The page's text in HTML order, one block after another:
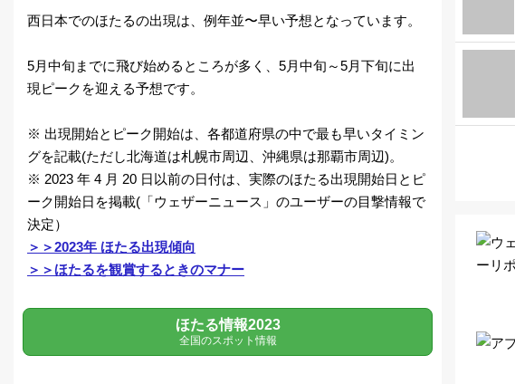
西日本でのほたるの出現は、例年並〜早い予想となっています。
5月中旬までに飛び始めるところが多く、5月中旬～5月下旬に出
現ピークを迎える予想です。
※ 出現開始とピーク開始は、各都道府県の中で最も早いタイミン
グを記載(ただし北海道は札幌市周辺、沖縄県は那覇市周辺)。
※ 2023 年 4 月 20 日以前の日付は、実際のほたる出現開始日とピ
ーク開始日を掲載(「ウェザーニュース」のユーザーの目撃情報で
決定）
＞＞2023年 ほたる出現傾向
＞＞ほたるを観賞するときのマナー
ほたる情報2023
全国のスポット情報